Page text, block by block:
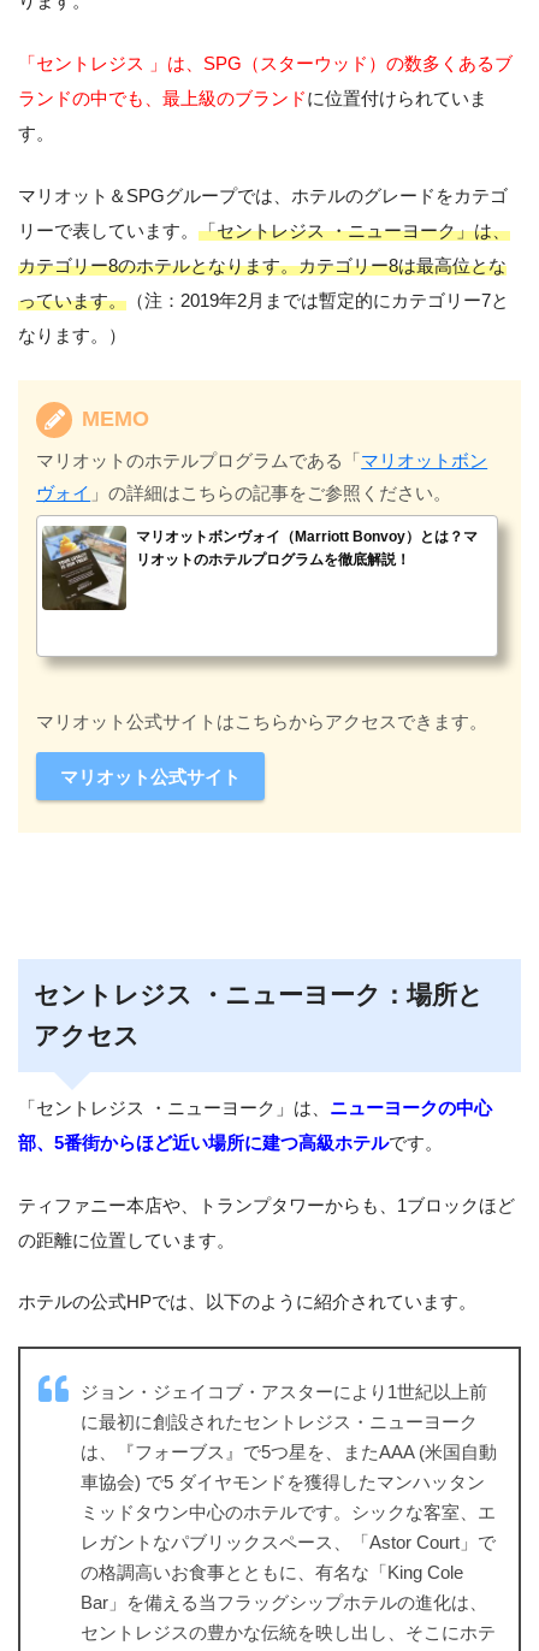
「セントレジス 」は、SPG（スターウッド）の数多くあるブ
ランドの中でも、最上級のブランドに位置付けられていま
す。
マリオット＆SPGグループでは、ホテルのグレードをカテゴ
リーで表しています。 「セントレジス ・ニューヨーク」は、
カテゴリー8のホテルとなります。カテゴリー8は最高位とな
っています。 （注：2019年2月までは暫定的にカテゴリー7と
なります。）
MEMO
マリオットのホテルプログラムである「マリオットボン
ヴォイ 」の詳細はこちらの記事をご参照ください。
マリオットボンヴォイ（Marriott Bonvoy）とは？マ
リオットのホテルプログラムを徹底解説！
マリオット公式サイトはこちらからアクセスできます。
マリオット公式サイト
セントレジス ・ニューヨーク：場所と
アクセス
「セントレジス ・ニューヨーク」は、 ニューヨークの中心
部、5番街からほど近い場所に建つ高級ホテルです。
ティファニー本店や、トランプタワーからも、1ブロックほど
の距離に位置しています。
ホテルの公式HPでは、以下のように紹介されています。
ジョン・ジェイコブ・アスターにより1世紀以上前
に最初に創設されたセントレジス・ニューヨーク
は、『フォーブス』で5つ星を、またAAA (米国自動
車協会) で5 ダイヤモンドを獲得したマンハッタン
ミッドタウン中心のホテルです。シックな客室、エ
レガントなパブリックスペース、「Astor Court」で
の格調高いお食事とともに、有名な「King Cole
Bar」を備える当フラッグシップホテルの進化は、
セントレジスの豊かな伝統を映し出し、そこにホテ